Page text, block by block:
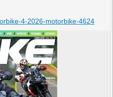
4-2026-motorbike-4624